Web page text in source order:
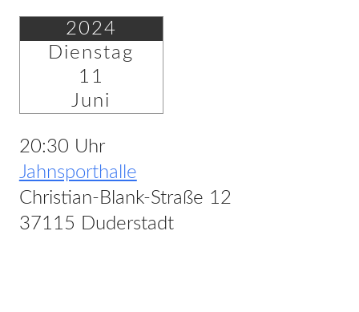
2024
Dienstag
11
Juni
20:30 Uhr
Jahnsporthalle
Christian-Blank-Straße 12
37115 Duderstadt